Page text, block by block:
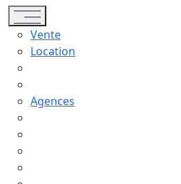
Toggle navigation
Vente
Location
Agences